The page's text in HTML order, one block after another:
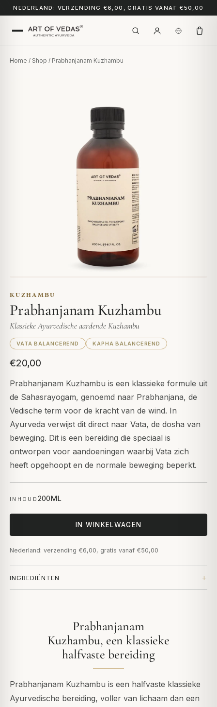
NEDERLAND: VERZENDING €6,00, GRATIS VANAF €50,00
Home / Shop / Prabhanjanam Kuzhambu
KUZHAMBU
Prabhanjanam Kuzhambu
Klassieke Ayurvedische aardende Kuzhambu
VATA BALANCEREND KAPHA BALANCEREND
€20,00
Prabhanjanam Kuzhambu is een klassieke formule uit
de Sahasrayogam, genoemd naar Prabhanjana, de
Vedische term voor de kracht van de wind. In
Ayurveda verwijst dit direct naar Vata, de dosha van
beweging. Dit is een bereiding die speciaal is
ontworpen voor aandoeningen waarbij Vata zich
heeft opgehoopt en de normale beweging beperkt.
INHOUD 200ML
IN WINKELWAGEN
Nederland: verzending €6,00, gratis vanaf €50,00
INGREDIËNTEN
Prabhanjanam
Kuzhambu, een klassieke
halfvaste bereiding
Prabhanjanam Kuzhambu is een halfvaste klassieke
Ayurvedische bereiding, voller van lichaam dan een